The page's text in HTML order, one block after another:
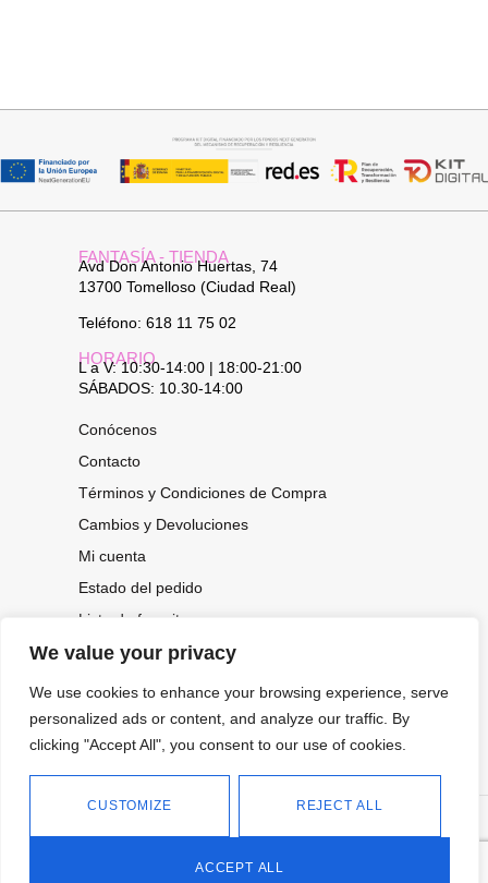
We value your privacy
We use cookies to enhance your browsing experience, serve
personalized ads or content, and analyze our traffic. By
clicking "Accept All", you consent to our use of cookies.
CUSTOMIZE REJECT ALL
ACCEPT ALL
FANTASÍA - TIENDA
Avd Don Antonio Huertas, 74
13700 Tomelloso (Ciudad Real)
Teléfono: 618 11 75 02
HORARIO
L a V: 10:30-14:00 | 18:00-21:00
SÁBADOS: 10.30-14:00
Conócenos
Contacto
Términos y Condiciones de Compra
Cambios y Devoluciones
Mi cuenta
Estado del pedido
Lista de favoritos
CONOCE NUESTRAS NOVEDADES,
OFERTAS...
2026.